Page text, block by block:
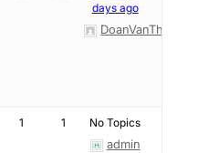
days ago
DoanVanThinh
1 1 No Topics
admin